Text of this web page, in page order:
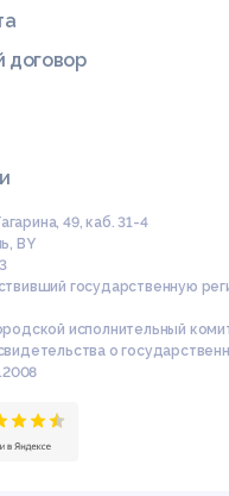
договор
49, каб. 31-4
, BY
государственную
исполнительный
о